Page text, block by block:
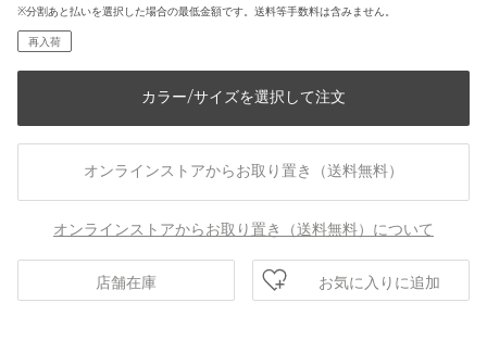
※分割あと払いを選択した場合の最低金額です。送料等手数料は含みません。
再入荷
カラー/サイズを選択して注文
オンラインストアからお取り置き（送料無料）
オンラインストアからお取り置き（送料無料）について
店舗在庫 お気に入りに追加